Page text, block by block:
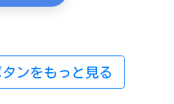
ンをもっと見る